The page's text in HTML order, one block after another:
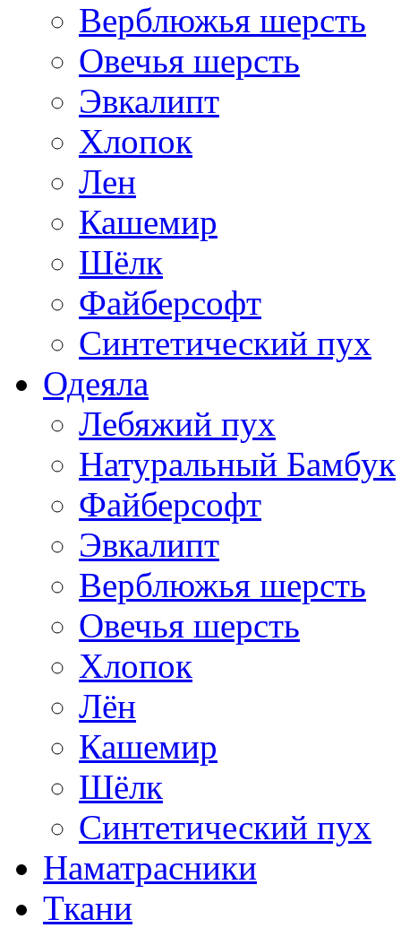
Верблюжья шерсть
Овечья шерсть
Эвкалипт
Хлопок
Лен
Кашемир
Шёлк
Файберсофт
Синтетический пух
Одеяла
Лебяжий пух
Натуральный Бамбук
Файберсофт
Эвкалипт
Верблюжья шерсть
Овечья шерсть
Хлопок
Лён
Кашемир
Шёлк
Синтетический пух
Наматрасники
Ткани